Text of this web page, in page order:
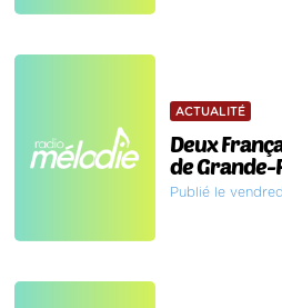
ACTUALITÉ
Deux
de Grande-
Publié le